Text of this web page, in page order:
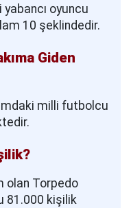
oyuncu
10 şeklindedir.
Giden
milli futbolcu
olan Torpedo
81.000 kişilik